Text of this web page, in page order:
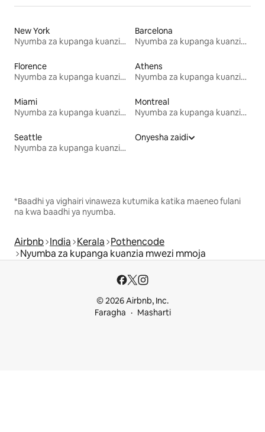
New York
Nyumba za kupanga kuanzia mwezi mmoja
Barcelona
Nyumba za kupanga kuanzia mwezi mmoja
Florence
Nyumba za kupanga kuanzia mwezi mmoja
Athens
Nyumba za kupanga kuanzia mwezi mmoja
Miami
Nyumba za kupanga kuanzia mwezi mmoja
Montreal
Nyumba za kupanga kuanzia mwezi mmoja
Seattle
Nyumba za kupanga kuanzia mwezi mmoja
Onyesha zaidi
*Baadhi ya vighairi vinaweza kutumika katika maeneo fulani
na kwa baadhi ya nyumba.
Airbnb India Kerala Pothencode
Nyumba za kupanga kuanzia mwezi mmoja
© 2026 Airbnb, Inc.
Faragha
Masharti